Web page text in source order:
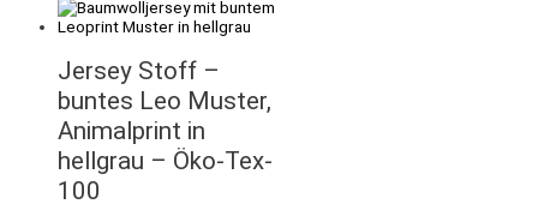
Jersey Stoff –
buntes Leo Muster,
Animalprint in
hellgrau – Öko-Tex-
100